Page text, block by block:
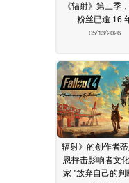
《辐射》第三季
粉丝已逾 16
05/13/2026
辐射》的创作者
恩抨击影响者文
家 "放弃自己的判